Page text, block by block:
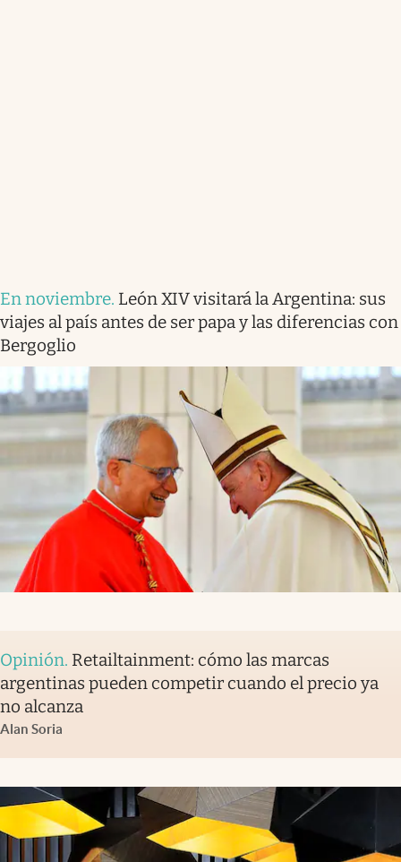
En noviembre. León XIV visitará la Argentina: sus
viajes al país antes de ser papa y las diferencias con
Bergoglio
Opinión. Retailtainment: cómo las marcas
argentinas pueden competir cuando el precio ya
no alcanza
Alan Soria